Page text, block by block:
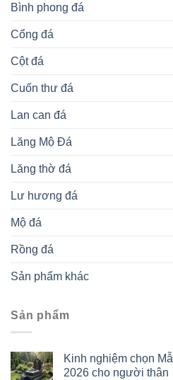
Bình phong đá
Cổng đá
Cột đá
Cuốn thư đá
Lan can đá
Lăng Mộ Đá
Lăng thờ đá
Lư hương đá
Mộ đá
Rồng đá
Sản phẩm khác
Sản phẩm
Kinh nghiệm chọn
2026 cho người thân